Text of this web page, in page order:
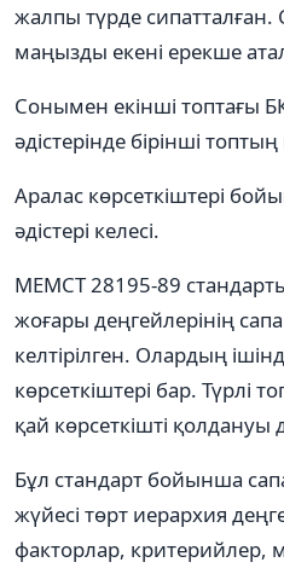
жалпы түрде
маңызды екені ерекше
Сонымен екінші топтағы
әдістерінде бірінші
Аралас көрсеткіштері
әдістері келесі.
МЕМСТ 28195-89
жоғары деңгейлерінің
келтірілген. Олардың
көрсеткіштері бар. Түрлі
қай көрсеткішті
Бұл стандарт бойынша
жүйесі төрт иерархия
факторлар, критерийлер,